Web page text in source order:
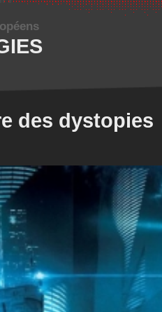
des dystopies